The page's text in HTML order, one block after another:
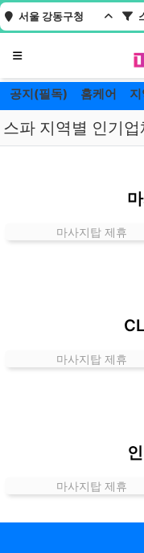
서울 강동구청
메뉴
공지(필독) 홈케어
스파 지역별 인기업
구
곳
인
보
마사지탑 제휴
마사지탑 제휴
마사지탑 제휴